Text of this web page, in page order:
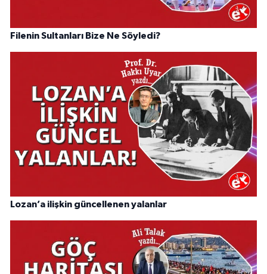
Filenin Sultanları Bize Ne Söyledi?
Lozan’a ilişkin güncellenen yalanlar